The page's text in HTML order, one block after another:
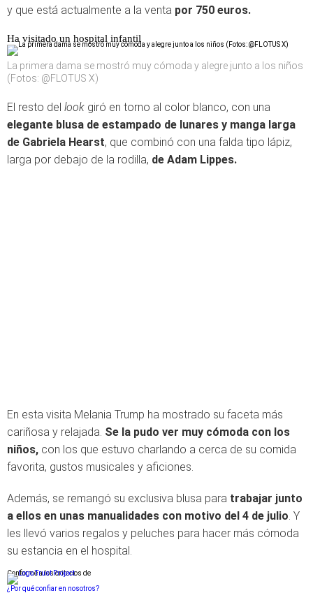
y que está actualmente a la venta por 750 euros.
Ha visitado un hospital infantil
La primera dama se mostró muy cómoda y alegre junto a los niños
(Fotos: @FLOTUS X)
El resto del look giró en torno al color blanco, con una
elegante blusa de estampado de lunares y manga larga
de Gabriela Hearst, que combinó con una falda tipo lápiz,
larga por debajo de la rodilla, de Adam Lippes.
En esta visita Melania Trump ha mostrado su faceta más
cariñosa y relajada. Se la pudo ver muy cómoda con los
niños, con los que estuvo charlando a cerca de su comida
favorita, gustos musicales y aficiones.
Además, se remangó su exclusiva blusa para trabajar junto
a ellos en unas manualidades con motivo del 4 de julio. Y
les llevó varios regalos y peluches para hacer más cómoda
su estancia en el hospital.
Conforme a los criterios de
¿Por qué confiar en nosotros?